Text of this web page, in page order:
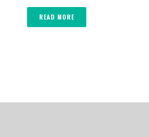
READ MORE